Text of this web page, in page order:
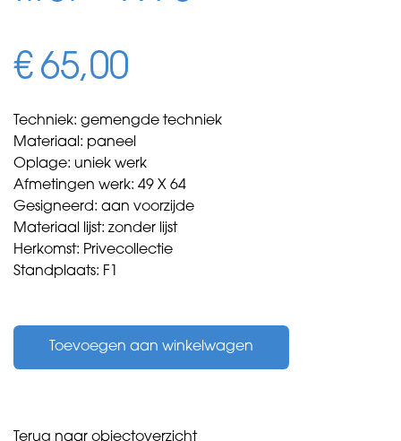
€ 65,00
Techniek: gemengde techniek
Materiaal: paneel
Oplage: uniek werk
Afmetingen werk: 49 X 64
Gesigneerd: aan voorzijde
Materiaal lijst: zonder lijst
Herkomst: Privecollectie
Standplaats: F1
A.F.
zonder
1976
Toevoegen aan winkelwagen
Terug naar objectoverzicht